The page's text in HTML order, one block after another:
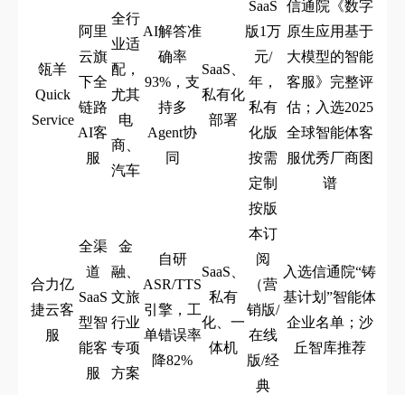
瓴羊
Quick
Service
阿里
云旗
下全
链路
AI客
服
全行
业适
配，
尤其
电
商、
汽车
AI解答准
确率
93%，支
持多
Agent协
同
SaaS、
私有化
部署
SaaS
版1万
元/
年，
私有
化版
按需
定制
信通院《数字
原生应用基于
大模型的智能
客服》完整评
估；入选2025
全球智能体客
服优秀厂商图
谱
合力亿
捷云客
服
全渠
道
SaaS
型智
能客
服
金
融、
文旅
行业
专项
方案
自研
ASR/TTS
引擎，工
单错误率
降82%
SaaS、
私有
化、一
体机
按版
本订
阅
（营
销版/
在线
版/经
典
入选信通院“铸
基计划”智能体
企业名单；沙
丘智库推荐